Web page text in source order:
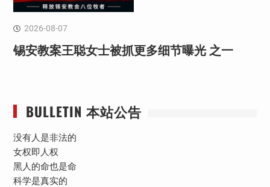
2026-08-07
锡安教案王聪女士被抓更多细节曝光 之一
BULLETIN 本站公告
没有人是非法的
女权即人权
黑人的命也是命
科学是真实的